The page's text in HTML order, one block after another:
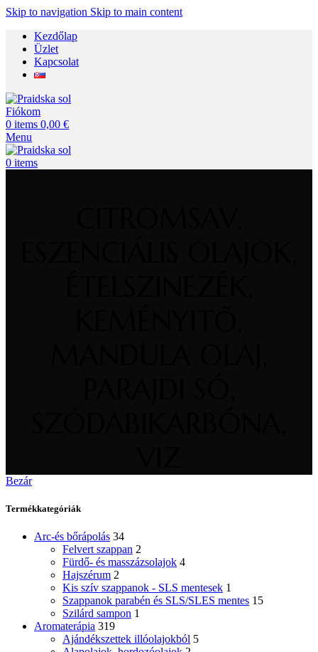
Skip to navigation Skip to main content
Kezdőlap
Üzlet
Kapcsolat
Fiókom
0 items 0,00 €
Menu
0 items
Bezár
Termékkategóriák
Arc-és bőrápolás 34
Felvert szappan 2
Fürdő- és masszázsolajok 4
Hajszérum 2
Kis szív szappanok - SLS mentesek 1
Szappanok parabén és SLS/SLES mentes 15
Szilárd sampon 1
Aromaterápia 319
Ajándékszettek illóolajokból 5